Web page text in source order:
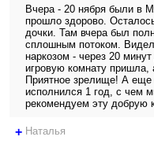
Вчера - 20 нября были в
прошло здорово.
дочки. Там вчера был
сплошным потоком.
наркозом - через 20
игровую комнату пришла,
Приятное зрелище! А
исполнился 1 год, с чем
рекомендуем эту добрую
+ Наталья